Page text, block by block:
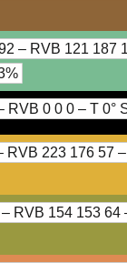
– RVB 121 187
RVB 0 0 0 – T 0°
RVB 223 176 57 –
RVB 154 153 64